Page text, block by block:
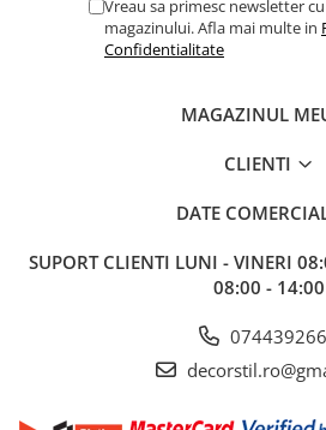
Vreau sa primesc newsletter
magazinului. Afla mai multe in
Confidentialitate
MAGAZINUL
CLIENTI
DATE
SUPORT CLIENTI LUNI - VINERI
08:00 - 14:00